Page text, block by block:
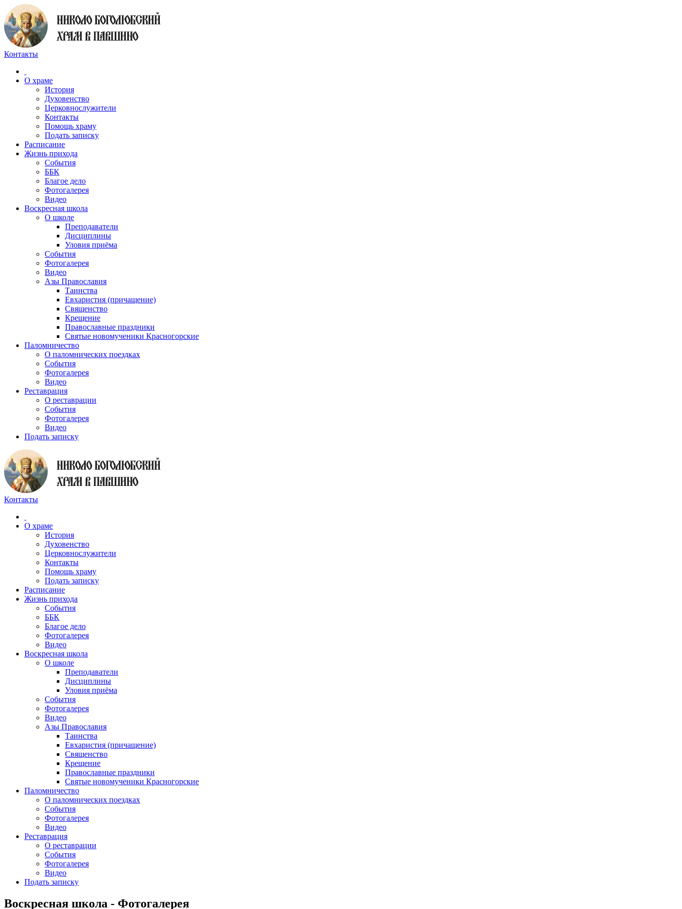
Контакты
О храме
История
Духовенство
Церковнослужители
Контакты
Помощь храму
Подать записку
Расписание
Жизнь прихода
События
ББК
Благое дело
Фотогалерея
Видео
Воскресная школа
О школе
Преподаватели
Дисциплины
Уловия приёма
События
Фотогалерея
Видео
Азы Православия
Таинства
Евхаристия (причащение)
Священство
Крещение
Православные праздники
Святые новомученики Красногорские
Паломничество
О паломнических поездках
События
Фотогалерея
Видео
Реставрация
О реставрации
События
Фотогалерея
Видео
Подать записку
Контакты
О храме
История
Духовенство
Церковнослужители
Контакты
Помощь храму
Подать записку
Расписание
Жизнь прихода
События
ББК
Благое дело
Фотогалерея
Видео
Воскресная школа
О школе
Преподаватели
Дисциплины
Уловия приёма
События
Фотогалерея
Видео
Азы Православия
Таинства
Евхаристия (причащение)
Священство
Крещение
Православные праздники
Святые новомученики Красногорские
Паломничество
О паломнических поездках
События
Фотогалерея
Видео
Реставрация
О реставрации
События
Фотогалерея
Видео
Подать записку
Воскресная школа - Фотогалерея